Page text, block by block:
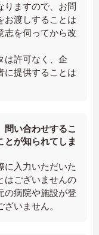
りますので、お問
お渡しすることは
志を伺ってから改
は許可なく、企
に提供することは
問い合わせするこ
とが知られてしま
に入力いただいた
はございませんの
の病院や施設が登
いません。